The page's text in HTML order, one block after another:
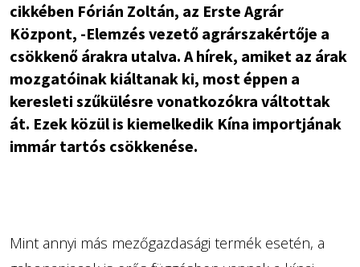
cikkében Fórián Zoltán, az Erste Agrár
Központ, -Elemzés vezető agrárszakértője a
csökkenő árakra utalva. A hírek, amiket az árak
mozgatóinak kiáltanak ki, most éppen a
keresleti szűkülésre vonatkozókra váltottak
át. Ezek közül is kiemelkedik Kína importjának
immár tartós csökkenése.
Mint annyi más mezőgazdasági termék esetén, a